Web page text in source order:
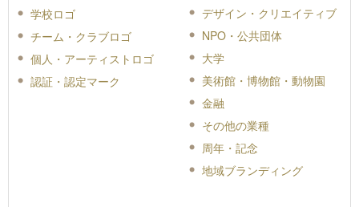
学校ロゴ
チーム・クラブロゴ
個人・アーティストロゴ
認証・認定マーク
デザイン・クリエイティブ
NPO・公共団体
大学
美術館・博物館・動物園
金融
その他の業種
周年・記念
地域ブランディング